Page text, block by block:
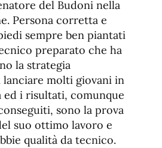
del Budoni nella
Persona corretta e
sempre ben piantati
preparato che ha
la strategia
molti giovani in
ed i risultati, comunque
sono la prova
suo ottimo lavoro e
qualità da tecnico.